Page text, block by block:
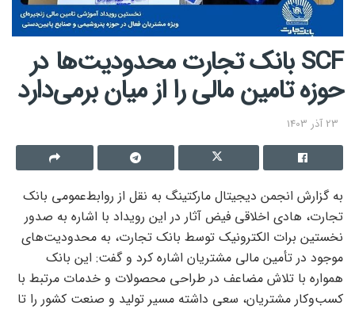
SCF بانک تجارت محدودیت‌ها در
حوزه تامین مالی را از میان برمی‌دارد
23 آذر 1403
به گزارش انجمن دیجیتال مارکتینگ به نقل از روابط‌عمومی بانک
تجارت، هادی اخلاقی فیض آثار در این رویداد با اشاره به صدور
نخستین برات الکترونیک توسط بانک تجارت، به محدودیت‌های
موجود در تأمین مالی مشتریان اشاره کرد و گفت: این بانک
همواره با تلاش مضاعف در طراحی محصولات و خدمات مرتبط با
کسب‌وکار مشتریان، سعی داشته مسیر تولید و صنعت کشور را تا